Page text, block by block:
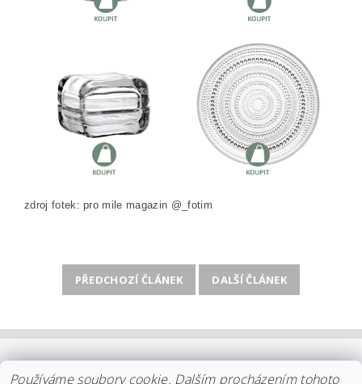
zdroj fotek: pro mile magazin @_fotim
PŘEDCHOZÍ ČLÁNEK DALŠÍ ČLÁNEK
KOLEKCE STELTON DISTRIBUCE IITTALA
Používáme soubory cookie. Dalším procházením tohoto